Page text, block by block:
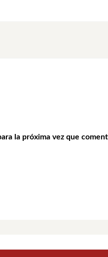
la próxima vez que